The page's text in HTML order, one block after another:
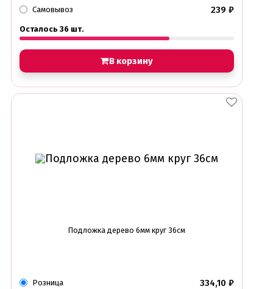
Самовывоз 239 ₽
Осталось 36 шт.
В корзину
Подложка дерево 6мм круг 36см
Розница 334,10 ₽